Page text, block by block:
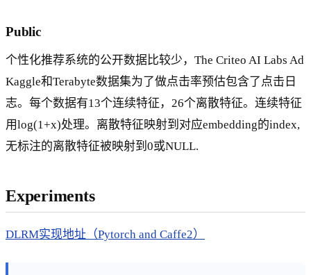
Public
个性化推荐系统的公开数据比较少，The Criteo AI Labs Ad
Kaggle和Terabyte数据集为了做点击率预估包含了点击日
志。每个数据有13个连续特征，26个离散特征。连续特征
用log(1+x)处理。离散特征映射到对应embedding的index,
无标注的离散特征被映射到0或NULL.
Experiments
DLRM实现地址（Pytorch and Caffe2）